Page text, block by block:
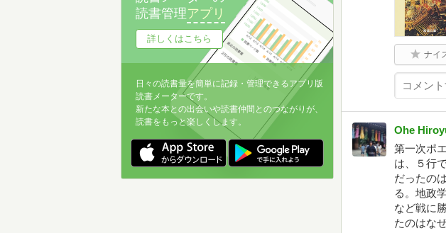
ナイ
Ohe
第一次ポ
は、５行
だったの
る。地政
など戦に
たのはな
読書管理アプリ
詳しくはこちら
日々の読書量を簡単に記録・管理できるアプリ版
読書メーターです。
新たな本との出会いや読書仲間とのつながりが、
読書をもっと楽しくします。